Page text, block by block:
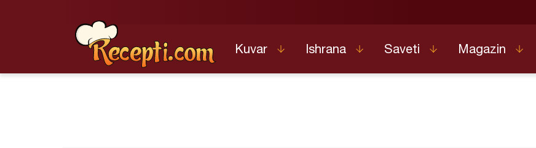
Kuvar Ishrana Saveti Magazin